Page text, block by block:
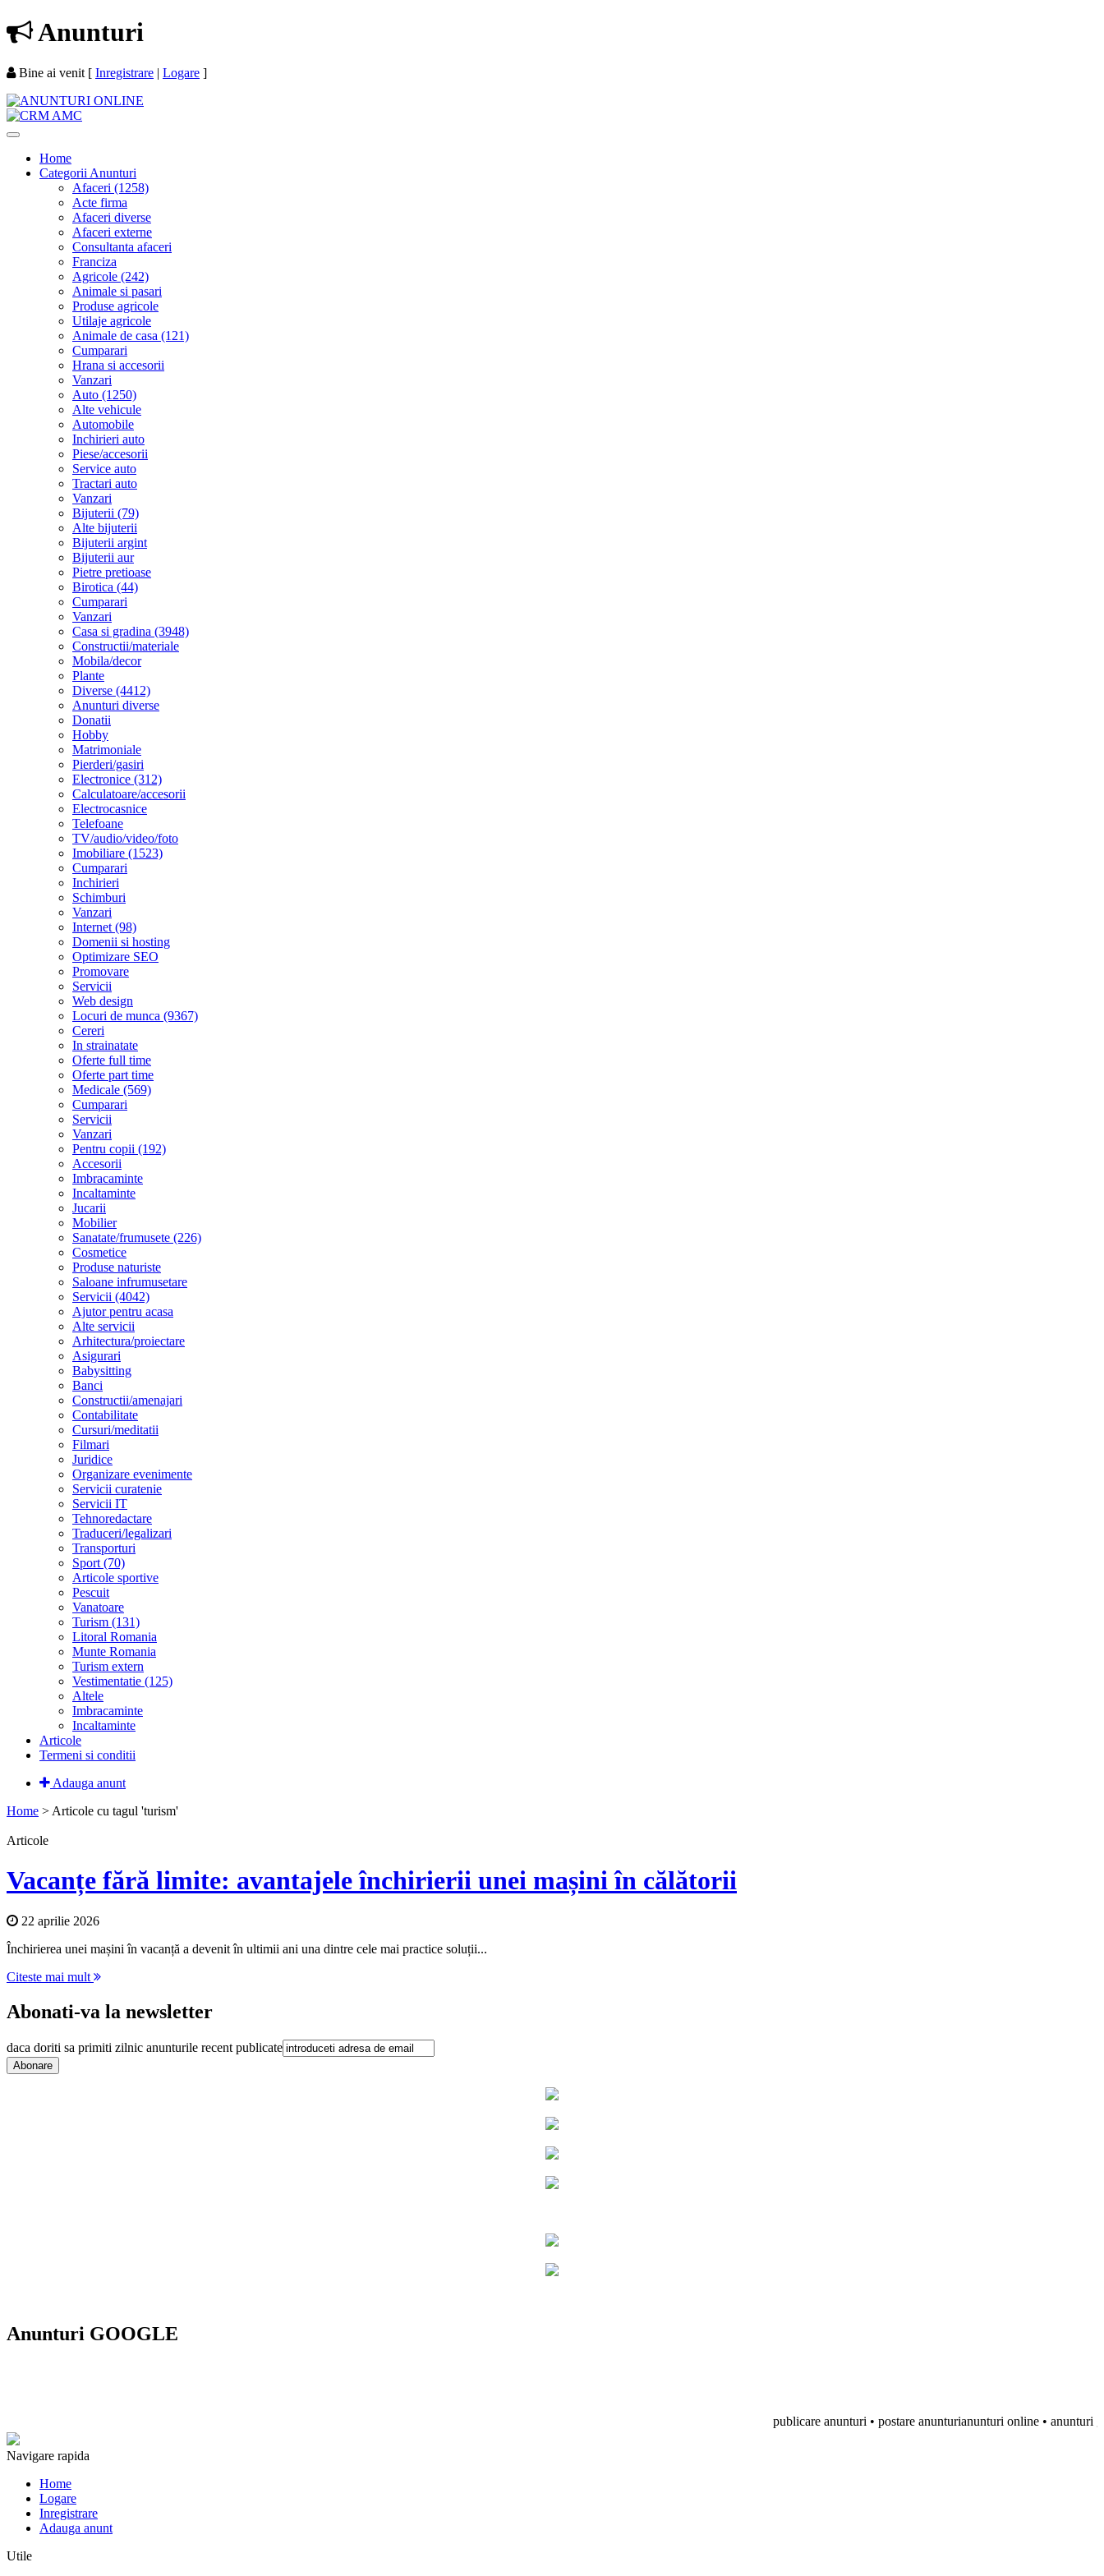
Anunturi
Bine ai venit [ Inregistrare | Logare ]
Home
Categorii Anunturi
Afaceri (1258)
Acte firma
Afaceri diverse
Afaceri externe
Consultanta afaceri
Franciza
Agricole (242)
Animale si pasari
Produse agricole
Utilaje agricole
Animale de casa (121)
Cumparari
Hrana si accesorii
Vanzari
Auto (1250)
Alte vehicule
Automobile
Inchirieri auto
Piese/accesorii
Service auto
Tractari auto
Vanzari
Bijuterii (79)
Alte bijuterii
Bijuterii argint
Bijuterii aur
Pietre pretioase
Birotica (44)
Cumparari
Vanzari
Casa si gradina (3948)
Constructii/materiale
Mobila/decor
Plante
Diverse (4412)
Anunturi diverse
Donatii
Hobby
Matrimoniale
Pierderi/gasiri
Electronice (312)
Calculatoare/accesorii
Electrocasnice
Telefoane
TV/audio/video/foto
Imobiliare (1523)
Cumparari
Inchirieri
Schimburi
Vanzari
Internet (98)
Domenii si hosting
Optimizare SEO
Promovare
Servicii
Web design
Locuri de munca (9367)
Cereri
In strainatate
Oferte full time
Oferte part time
Medicale (569)
Cumparari
Servicii
Vanzari
Pentru copii (192)
Accesorii
Imbracaminte
Incaltaminte
Jucarii
Mobilier
Sanatate/frumusete (226)
Cosmetice
Produse naturiste
Saloane infrumusetare
Servicii (4042)
Ajutor pentru acasa
Alte servicii
Arhitectura/proiectare
Asigurari
Babysitting
Banci
Constructii/amenajari
Contabilitate
Cursuri/meditatii
Filmari
Juridice
Organizare evenimente
Servicii curatenie
Servicii IT
Tehnoredactare
Traduceri/legalizari
Transporturi
Sport (70)
Articole sportive
Pescuit
Vanatoare
Turism (131)
Litoral Romania
Munte Romania
Turism extern
Vestimentatie (125)
Altele
Imbracaminte
Incaltaminte
Articole
Termeni si conditii
Adauga anunt
Home > Articole cu tagul 'turism'
Articole
Vacanțe fără limite: avantajele închirierii unei mașini în călătorii
22 aprilie 2026
Închirierea unei mașini în vacanță a devenit în ultimii ani una dintre cele mai practice soluții...
Citeste mai mult
Abonati-va la newsletter
daca doriti sa primiti zilnic anunturile recent publicate
Anunturi GOOGLE
publicare anunturi • postare anunturianunturi online • anunturi
Navigare rapida
Home
Logare
Inregistrare
Adauga anunt
Utile